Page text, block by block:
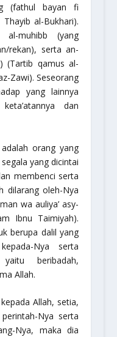
(fathul bayan fi
al-Bukhari).
muhibb (yang
rekan), serta an-
(Tartib qamus al-
Zawi). Seseorang
yang lainnya
dan
orang yang
yang dicintai
membenci serta
dilarang oleh-Nya
wa auliya’ asy-
Ibnu Taimiyah).
berupa dalil yang
Nya serta
beribadah,
Allah.
Allah, setia,
Nya serta
Nya, maka dia